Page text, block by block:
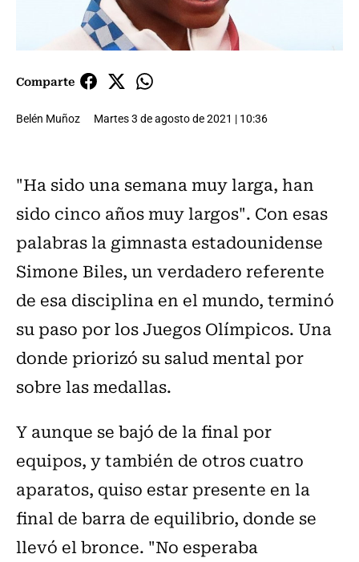
Comparte
Belén Muñoz Martes 3 de agosto de 2021 | 10:36
"Ha sido una semana muy larga, han
sido cinco años muy largos". Con esas
palabras la gimnasta estadounidense
Simone Biles, un verdadero referente
de esa disciplina en el mundo, terminó
su paso por los Juegos Olímpicos. Una
donde priorizó su salud mental por
sobre las medallas.
Y aunque se bajó de la final por
equipos, y también de otros cuatro
aparatos, quiso estar presente en la
final de barra de equilibrio, donde se
llevó el bronce. "No esperaba